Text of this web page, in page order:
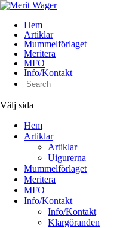
Hem
Artiklar
Mummelförlaget
Meritera
MFO
Info/Kontakt
Välj sida
Hem
Artiklar
Artiklar
Uigurerna
Mummelförlaget
Meritera
MFO
Info/Kontakt
Info/Kontakt
Klargöranden